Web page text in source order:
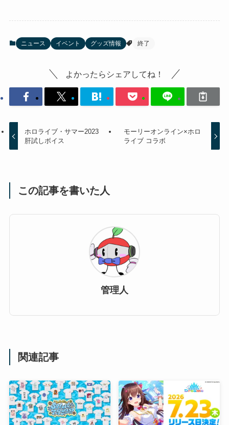
ニュース イベント グッズ情報 終了
よかったらシェアしてね！
ホロライブ・サマー2023
肝試しボイス
モーリーオンライン×ホロ
ライブ コラボ
この記事を書いた人
管理人
関連記事